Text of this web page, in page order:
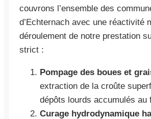
couvrons l’ensemble des
d’Echternach avec une réactivité
déroulement de notre prestation
strict :
Pompage des boues et
extraction de la croûte
dépôts lourds accumulés au
Curage hydrodynamique